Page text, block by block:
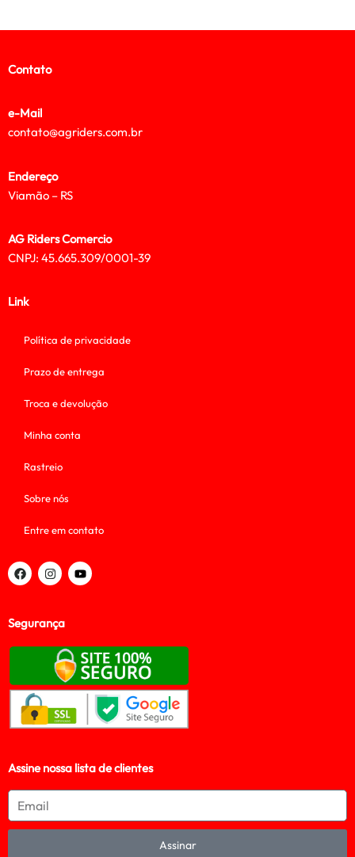
Contato
e-Mail
contato@agriders.com.br
Endereço
Viamão – RS
AG Riders Comercio
CNPJ: 45.665.309/0001-39
Link
Política de privacidade
Prazo de entrega
Troca e devolução
Minha conta
Rastreio
Sobre nós
Entre em contato
Segurança
Assine nossa lista de clientes
Assinar